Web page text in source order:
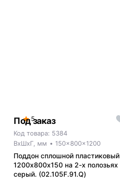
5
Под заказ
Код товара: 5384
ВxШxГ, мм
150x800x1200
Поддон сплошной пластиковый
1200х800х150 на 2-х полозьях
серый. (02.105F.91.Q)